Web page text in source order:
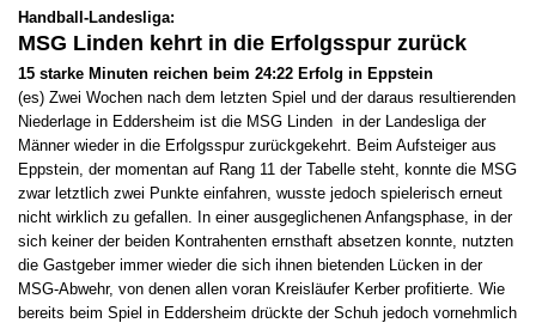
Handball-Landesliga:
MSG Linden kehrt in die Erfolgsspur zurück
15 starke Minuten reichen beim 24:22 Erfolg in Eppstein
(es) Zwei Wochen nach dem letzten Spiel und der daraus resultierenden
Niederlage in Eddersheim ist die MSG Linden in der Landesliga der
Männer wieder in die Erfolgsspur zurückgekehrt. Beim Aufsteiger aus
Eppstein, der momentan auf Rang 11 der Tabelle steht, konnte die MSG
zwar letztlich zwei Punkte einfahren, wusste jedoch spielerisch erneut
nicht wirklich zu gefallen. In einer ausgeglichenen Anfangsphase, in der
sich keiner der beiden Kontrahenten ernsthaft absetzen konnte, nutzten
die Gastgeber immer wieder die sich ihnen bietenden Lücken in der
MSG-Abwehr, von denen allen voran Kreisläufer Kerber profitierte. Wie
bereits beim Spiel in Eddersheim drückte der Schuh jedoch vornehmlich